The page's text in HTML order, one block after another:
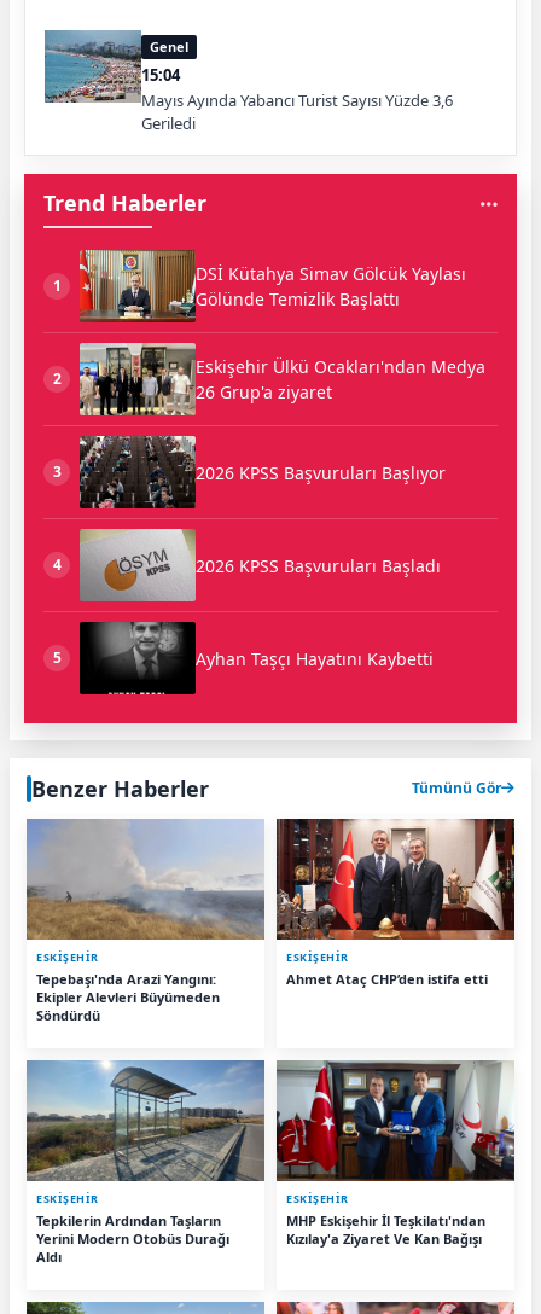
Genel
15:04
Mayıs Ayında Yabancı Turist Sayısı Yüzde 3,6
Geriledi
Trend Haberler
1
DSİ Kütahya Simav Gölcük Yaylası
Gölünde Temizlik Başlattı
2
Eskişehir Ülkü Ocakları'ndan Medya
26 Grup'a ziyaret
3 2026 KPSS Başvuruları Başlıyor
4 2026 KPSS Başvuruları Başladı
5 Ayhan Taşçı Hayatını Kaybetti
Benzer Haberler Tümünü Gör
ESKIŞEHIR
Tepebaşı'nda Arazi Yangını:
Ekipler Alevleri Büyümeden
Söndürdü
ESKIŞEHIR
Ahmet Ataç CHP’den istifa etti
ESKIŞEHIR
Tepkilerin Ardından Taşların
Yerini Modern Otobüs Durağı
Aldı
ESKIŞEHIR
MHP Eskişehir İl Teşkilatı'ndan
Kızılay'a Ziyaret Ve Kan Bağışı